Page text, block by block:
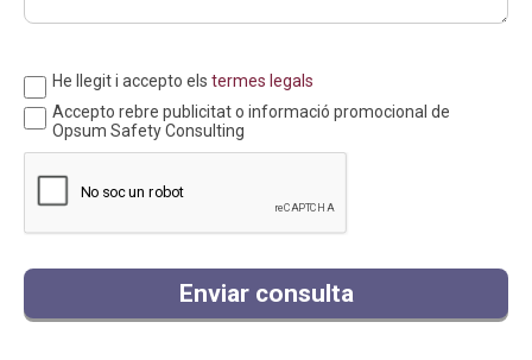
He llegit i accepto elstermes legals
Accepto rebre publicitat o informació promocional de
Opsum Safety Consulting
Enviar consulta